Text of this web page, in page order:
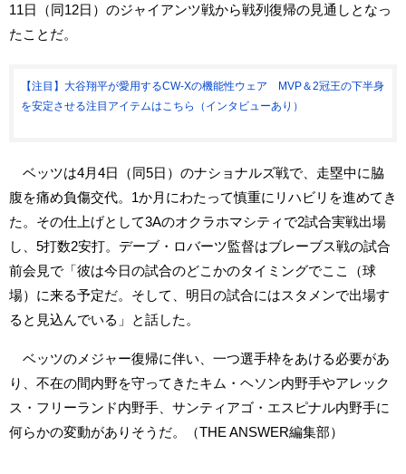
11日（同12日）のジャイアンツ戦から戦列復帰の見通しとなっ
たことだ。
【注目】大谷翔平が愛用するCW-Xの機能性ウェア MVP＆2冠王の下半身
を安定させる注目アイテムはこちら（インタビューあり）
ベッツは4月4日（同5日）のナショナルズ戦で、走塁中に脇
腹を痛め負傷交代。1か月にわたって慎重にリハビリを進めてき
た。その仕上げとして3Aのオクラホマシティで2試合実戦出場
し、5打数2安打。デーブ・ロバーツ監督はブレーブス戦の試合
前会見で「彼は今日の試合のどこかのタイミングでここ（球
場）に来る予定だ。そして、明日の試合にはスタメンで出場す
ると見込んでいる」と話した。
ベッツのメジャー復帰に伴い、一つ選手枠をあける必要があ
り、不在の間内野を守ってきたキム・ヘソン内野手やアレック
ス・フリーランド内野手、サンティアゴ・エスピナル内野手に
何らかの変動がありそうだ。（THE ANSWER編集部）